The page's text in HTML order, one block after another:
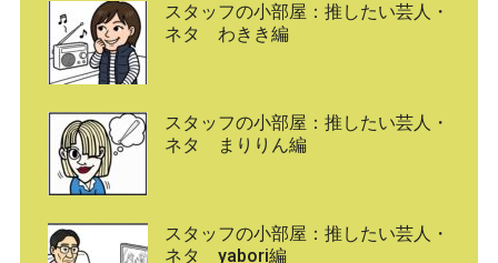
スタッフの小部屋：推したい芸人・
ネタ わきき編
スタッフの小部屋：推したい芸人・
ネタ まりりん編
スタッフの小部屋：推したい芸人・
ネタ yabori編